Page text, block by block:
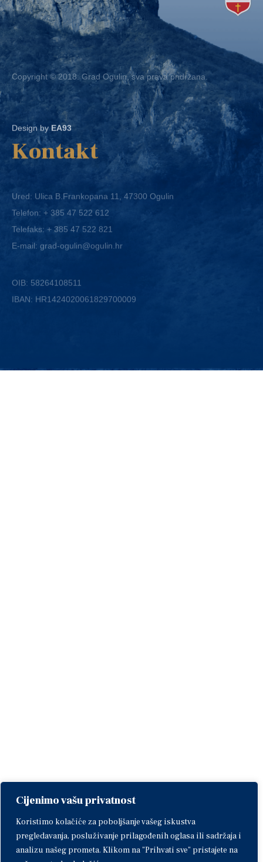
Cijenimo vašu privatnost
Koristimo kolačiće za poboljšanje vašeg iskustva
pregledavanja, posluživanje prilagođenih oglasa ili sadržaja i
analizu našeg prometa. Klikom na "Prihvati sve" pristajete na
Copyright © 2018. Grad Ogulin, sva prava pridržana.
Design by EA93
Kontakt
Ured: Ulica B.Frankopana 11, 47300 Ogulin
Telefon: + 385 47 522 612
Telefaks: + 385 47 522 821
E-mail:
grad-ogulin@ogulin.hr
IBAN: HR1424020061829700009